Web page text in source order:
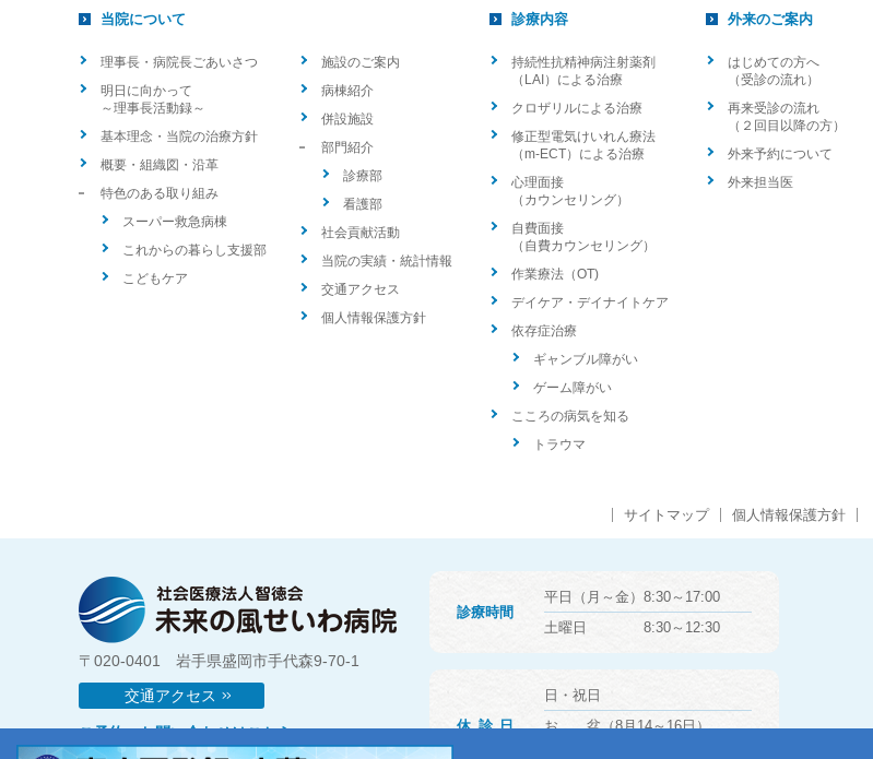
当院について
理事長・病院長ごあいさつ
明日に向かって
～理事長活動録～
基本理念・当院の治療方針
概要・組織図・沿革
特色のある取り組み
スーパー救急病棟
これからの暮らし支援部
こどもケア
施設のご案内
病棟紹介
併設施設
部門紹介
診療部
看護部
社会貢献活動
当院の実績・統計情報
交通アクセス
個人情報保護方針
診療内容
持続性抗精神病注射薬剤
（LAI）による治療
クロザリルによる治療
修正型電気けいれん療法
（m-ECT）による治療
心理面接
（カウンセリング）
自費面接
（自費カウンセリング）
作業療法（OT)
デイケア・デイナイトケア
依存症治療
ギャンブル障がい
ゲーム障がい
こころの病気を知る
トラウマ
外来のご案内
はじめての方へ
（受診の流れ）
再来受診の流れ
（２回目以降の方）
外来予約について
外来担当医
サイトマップ 個人情報保護方針
〒020-0401 岩手県盛岡市手代森9-70-1
交通アクセス
ご予約・お問い合わせはこちら
診療時間
平日（月～金）8:30～17:00
土曜日 8:30～12:30
休診日
日・祝日
お 盆（8月14～16日）